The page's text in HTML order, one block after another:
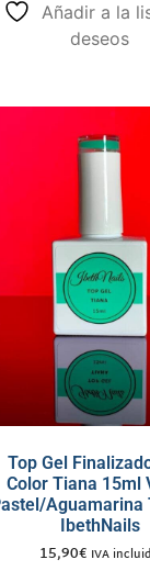
Añadir a la
deseos
Top Gel
Color Tiana 15ml
Aguamarina
IbethNails
15,90€ IVA